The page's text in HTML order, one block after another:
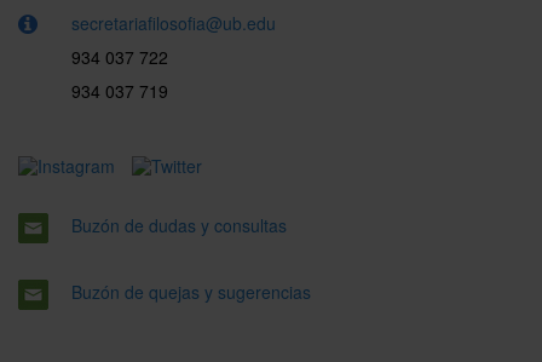
secretariafilosofia@ub.edu
934 037 722
934 037 719
Buzón de dudas y consultas
Buzón de quejas y sugerencias